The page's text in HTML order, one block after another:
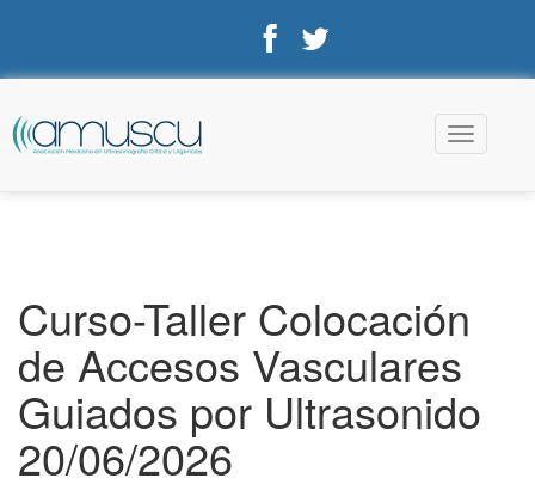
TOGGLE
Curso-Taller Colocación
de Accesos Vasculares
Guiados por Ultrasonido
20/06/2026